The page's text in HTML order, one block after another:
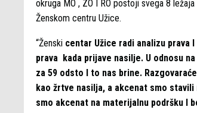
okruga MO , ZO I RO postoji svega 8
Ženskom centru Užice.
“Ženski centar Užice radi analizu prava
prava kada prijave nasilje. U odnosu
za 59 odsto I to nas brine.
kao žrtve nasilja, a akcenat smo
smo akcenat na materijalnu podršku I